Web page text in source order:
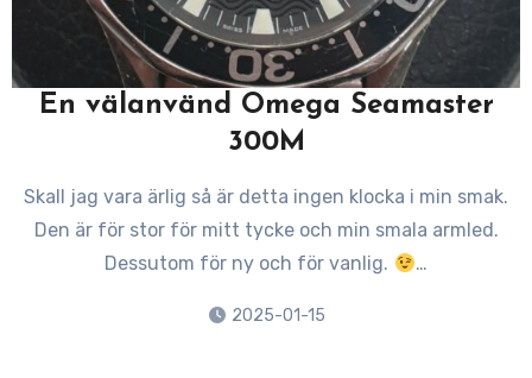
En välanvänd Omega Seamaster
300M
Skall jag vara ärlig så är detta ingen klocka i min smak.
Den är för stor för mitt tycke och min smala armled.
Dessutom för ny och för vanlig.
…
2025-01-15